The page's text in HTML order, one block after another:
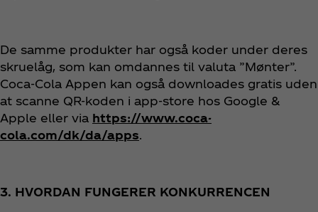
De samme produkter har også koder under deres
skruelåg, som kan omdannes til valuta ”Mønter”.
Coca‑Cola Appen kan også downloades gratis uden
at scanne QR-koden i app-store hos Google &
Apple eller via https://www.coca-
cola.com/dk/da/apps.
3. HVORDAN FUNGERER KONKURRENCEN